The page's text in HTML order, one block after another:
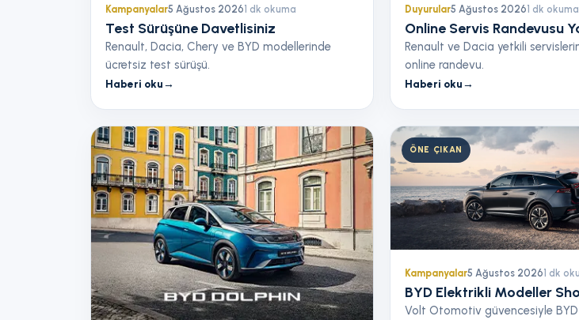
Kampanyalar5 Ağustos 20261 dk okuma
Test Sürüşüne Davetlisiniz
Renault, Dacia, Chery ve BYD modellerinde
ücretsiz test sürüşü.
Haberi oku→
Duyurular5 Ağustos 20261 dk okuma
Online Servis Randevusu
Renault ve Dacia yetkili
online randevu.
Haberi oku→
ÖNE ÇIKAN
Kampanyalar5 Ağustos 20261 dk
BYD Elektrikli Modeller
Volt Otomotiv güvencesiyle